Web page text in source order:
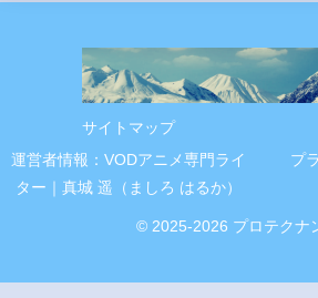
サイトマップ
運営者情報：VODアニメ専門ライ
ター｜真城 遥（ましろ はるか）
プ
© 2025-2026 プロテクナ